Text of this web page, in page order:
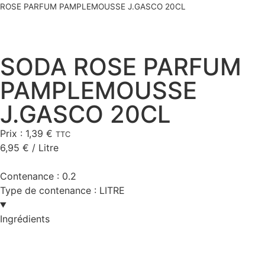
ROSE PARFUM PAMPLEMOUSSE J.GASCO 20CL
SODA ROSE PARFUM
PAMPLEMOUSSE
J.GASCO 20CL
Prix : 1,39 € TTC
6,95 € / Litre
Contenance : 0.2
Type de contenance : LITRE
Ingrédients